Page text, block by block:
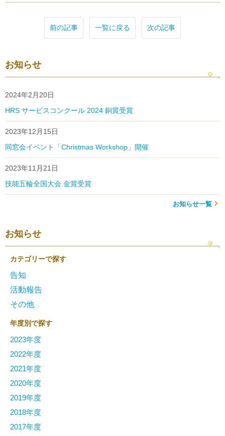
前の記事 一覧に戻る 次の記事
お知らせ
2024年2月20日
HRS サービスコンクール 2024 銅賞受賞
2023年12月15日
同窓会イベント「Christmas Workshop」開催
2023年11月21日
技能五輪全国大会 金賞受賞
お知らせ一覧
お知らせ
カテゴリーで探す
告知
活動報告
その他
年度別で探す
2023年度
2022年度
2021年度
2020年度
2019年度
2018年度
2017年度